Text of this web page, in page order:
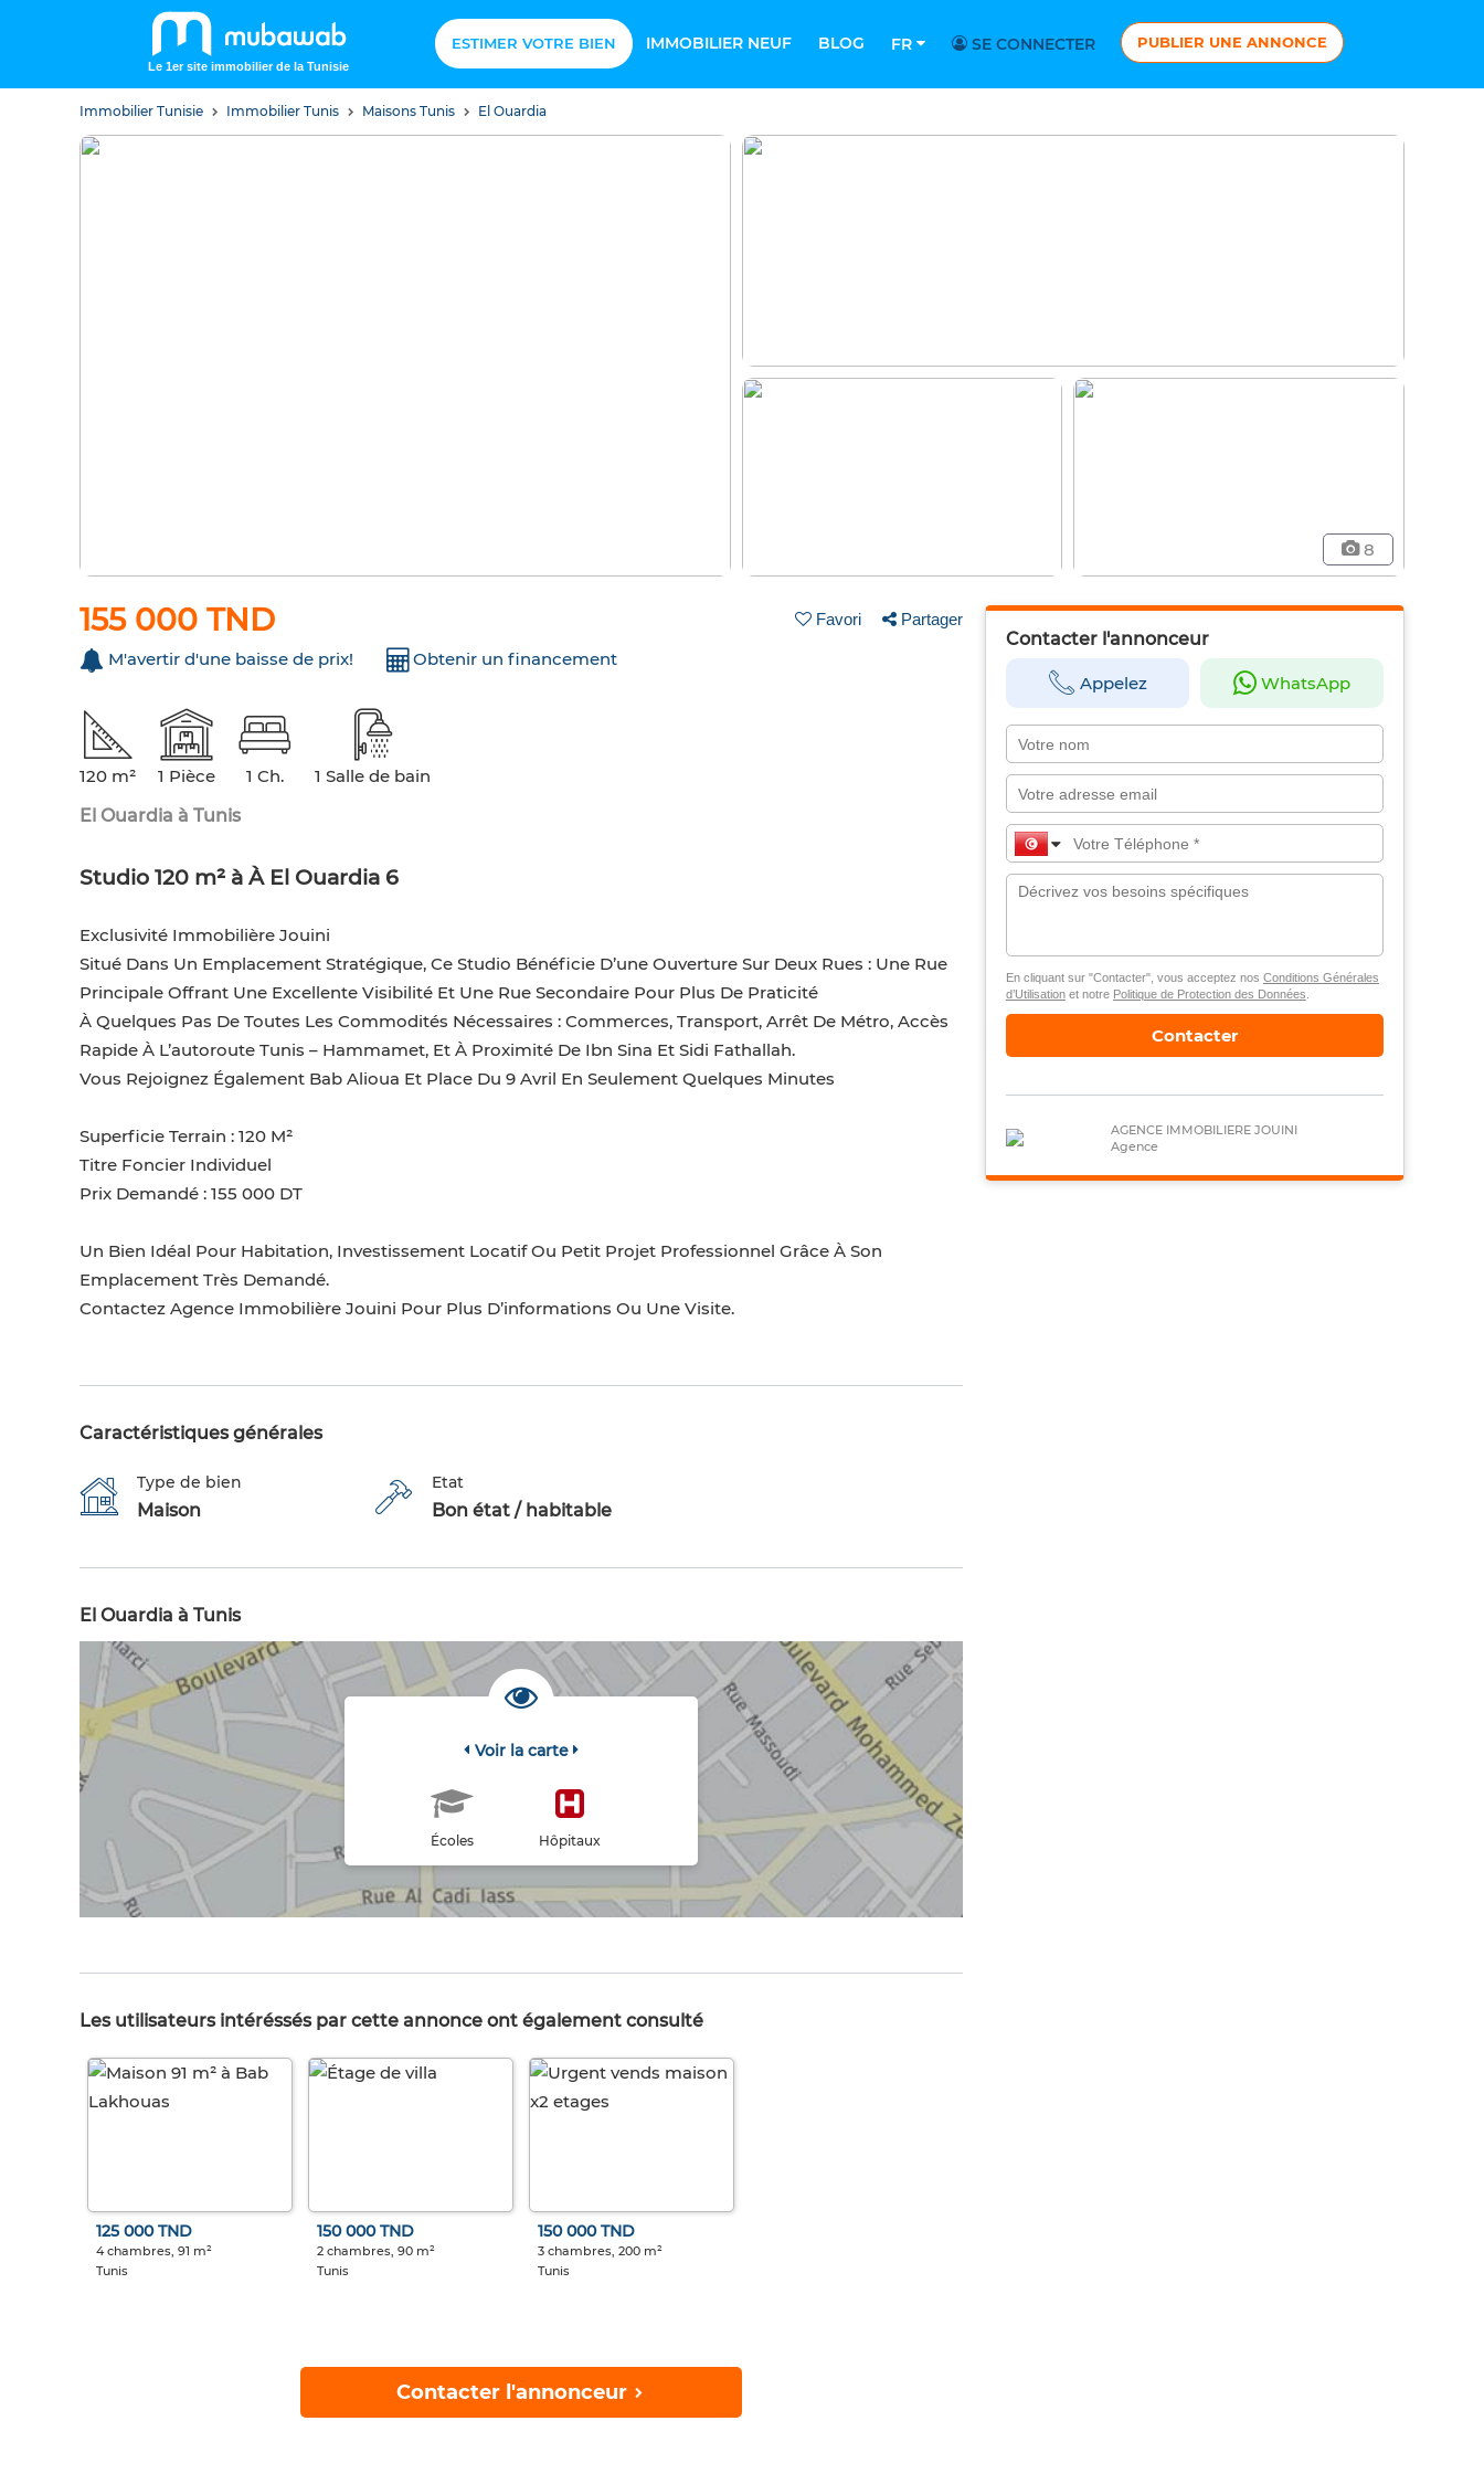
Le 1er site immobilier de la Tunisie
ESTIMER VOTRE BIEN IMMOBILIER NEUF BLOG FR SE CONNECTER PUBLIER UNE ANNONCE
Immobilier Tunisie Immobilier Tunis Maisons Tunis El Ouardia
8
155 000 TND Favori Partager
M'avertir d'une baisse de prix! Obtenir un financement
120 m² 1 Pièce 1 Ch.
1 Salle de bain
El Ouardia à Tunis
Studio 120 m² à À El Ouardia 6
Exclusivité Immobilière Jouini
Situé Dans Un Emplacement Stratégique, Ce Studio Bénéficie D’une Ouverture Sur Deux Rues : Une Rue
Principale Offrant Une Excellente Visibilité Et Une Rue Secondaire Pour Plus De Praticité
À Quelques Pas De Toutes Les Commodités Nécessaires : Commerces, Transport, Arrêt De Métro, Accès
Rapide À L’autoroute Tunis – Hammamet, Et À Proximité De Ibn Sina Et Sidi Fathallah.
Vous Rejoignez Également Bab Alioua Et Place Du 9 Avril En Seulement Quelques Minutes
Superficie Terrain : 120 M²
Titre Foncier Individuel
Prix Demandé : 155 000 DT
Un Bien Idéal Pour Habitation, Investissement Locatif Ou Petit Projet Professionnel Grâce À Son
Emplacement Très Demandé.
Contactez Agence Immobilière Jouini Pour Plus D’informations Ou Une Visite.
Caractéristiques générales
Type de bien
Maison
Etat
Bon état / habitable
El Ouardia à Tunis
Voir la carte
Écoles Hôpitaux
Les utilisateurs intéréssés par cette annonce ont également consulté
125 000 TND
4 chambres, 91 m²
Tunis
150 000 TND
2 chambres, 90 m²
Tunis
150 000 TND
3 chambres, 200 m²
Tunis
Contacter l'annonceur
Contacter l'annonceur
Appelez WhatsApp
En cliquant sur "Contacter", vous acceptez nos Conditions Générales
d’Utilisationet notre Politique de Protection des Données
Contacter
AGENCE IMMOBILIERE JOUINI
Agence